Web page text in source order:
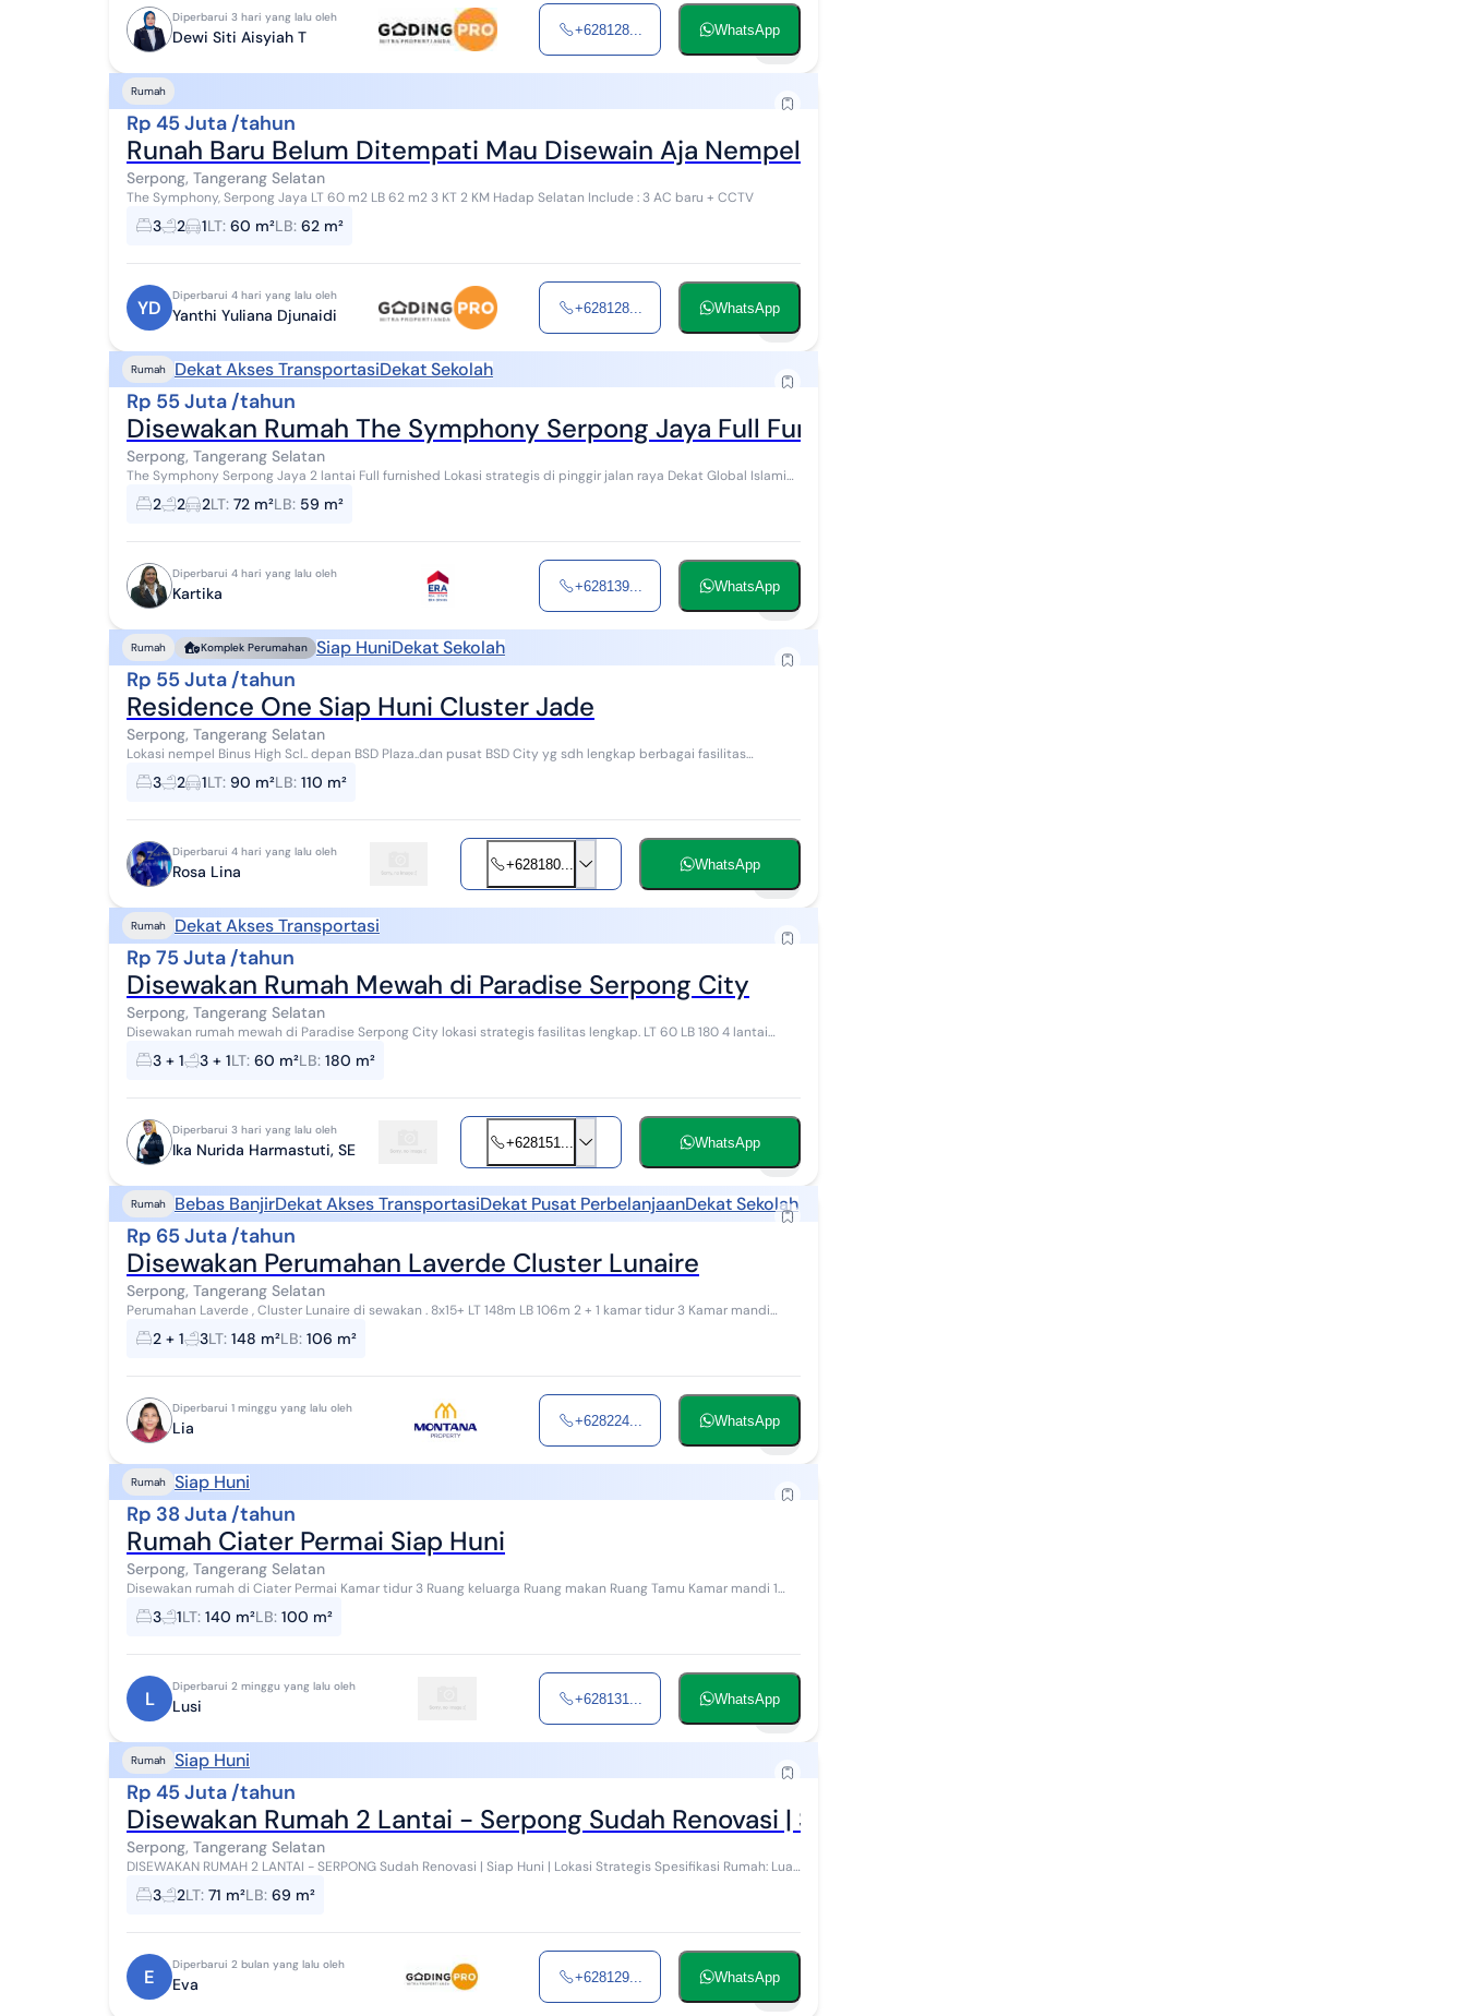
Diperbarui 3 hari yang lalu oleh
Dewi Siti Aisyiah T +628128... WhatsApp
Rumah
Rp 45 Juta /tahun
Runah Baru Belum Ditempati Mau Disewain Aja Nempel BSD
Serpong, Tangerang Selatan
The Symphony, Serpong Jaya LT 60 m2 LB 62 m2 3 KT 2 KM Hadap Selatan Include : 3 AC baru + CCTV
3 2 1LT: 60 m²LB: 62 m²
YD
Diperbarui 4 hari yang lalu oleh
Yanthi Yuliana Djunaidi +628128... WhatsApp
Rumah Dekat Akses TransportasiDekat Sekolah
Rp 55 Juta /tahun
Disewakan Rumah The Symphony Serpong Jaya Full Furnished Tangerang Selatan
Serpong, Tangerang Selatan
The Symphony Serpong Jaya 2 lantai Full furnished Lokasi strategis di pinggir jalan raya Dekat Global Islamic
School Universitas Pamulang Lott...
2 2 2LT: 72 m²LB: 59 m²
Diperbarui 4 hari yang lalu oleh
Kartika +628139... WhatsApp
Rumah Komplek Perumahan Siap HuniDekat Sekolah
Rp 55 Juta /tahun
Residence One Siap Huni Cluster Jade
Serpong, Tangerang Selatan
Lokasi nempel Binus High Scl.. depan BSD Plaza..dan pusat BSD City yg sdh lengkap berbagai fasilitas
kehidupan
3 2 1LT: 90 m²LB: 110 m²
Diperbarui 4 hari yang lalu oleh
Rosa Lina +628180... WhatsApp
Rumah Dekat Akses Transportasi
Rp 75 Juta /tahun
Disewakan Rumah Mewah di Paradise Serpong City
Serpong, Tangerang Selatan
Disewakan rumah mewah di Paradise Serpong City lokasi strategis fasilitas lengkap. LT 60 LB 180 4 lantai
3 + 1 3 + 1LT: 60 m²LB: 180 m²
Diperbarui 3 hari yang lalu oleh
Ika Nurida Harmastuti, SE +628151... WhatsApp
Rumah Bebas BanjirDekat Akses TransportasiDekat Pusat PerbelanjaanDekat Sekolah
Rp 65 Juta /tahun
Disewakan Perumahan Laverde Cluster Lunaire
Serpong, Tangerang Selatan
Perumahan Laverde , Cluster Lunaire di sewakan . 8x15+ LT 148m LB 106m 2 + 1 kamar tidur 3 Kamar mandi
Furnished ( kitchen set , lemari ) 3 Ac 1 ...
2 + 1 3LT: 148 m²LB: 106 m²
Diperbarui 1 minggu yang lalu oleh
Lia +628224... WhatsApp
Rumah Siap Huni
Rp 38 Juta /tahun
Rumah Ciater Permai Siap Huni
Serpong, Tangerang Selatan
Disewakan rumah di Ciater Permai Kamar tidur 3 Ruang keluarga Ruang makan Ruang Tamu Kamar mandi 1
3 1LT: 140 m²LB: 100 m²
L
Diperbarui 2 minggu yang lalu oleh
Lusi +628131... WhatsApp
Rumah Siap Huni
Rp 45 Juta /tahun
Disewakan Rumah 2 Lantai - Serpong Sudah Renovasi | Siap Huni | Lokasi Strategis
Serpong, Tangerang Selatan
DISEWAKAN RUMAH 2 LANTAI - SERPONG Sudah Renovasi | Siap Huni | Lokasi Strategis Spesifikasi Rumah: Luas
Tanah: 71 m² Luas Bangunan: 69 m² 2 ...
3 2LT: 71 m²LB: 69 m²
E
Diperbarui 2 bulan yang lalu oleh
Eva +628129... WhatsApp